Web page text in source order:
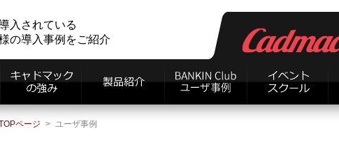
入されている
の導入事例をご紹介
ページ ユーザ事例